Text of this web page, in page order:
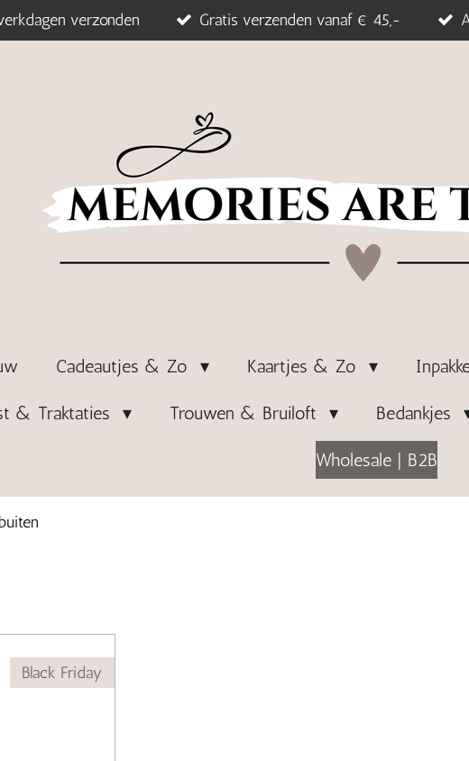
verzonden Gratis verzenden vanaf € 45,-
Cadeautjes & Zo Kaartjes & Zo
& Traktaties Trouwen & Bruiloft Bedankjes
Wholesale | B2B
Black Friday